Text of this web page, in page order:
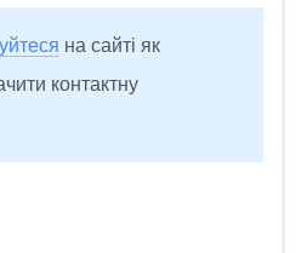
на сайті як
контактну